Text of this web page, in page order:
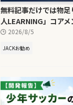
無料記事だけでは物
人LEARNING」コア
2026/8/5
JACKお勧め